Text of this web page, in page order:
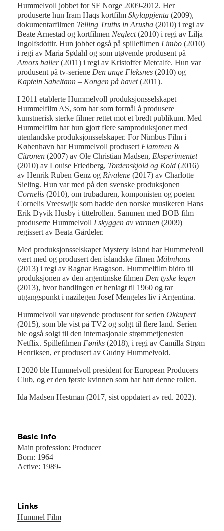
Hummelvoll jobbet for SF Norge 2009-2012. Her
produserte hun Iram Haqs kortfilm Skylappjenta (2009),
dokumentarfilmen Telling Truths in Arusha (2010) i regi av
Beate Arnestad og kortfilmen Neglect(2010) i regi av Lilja
Ingolfsdottir. Hun jobbet også på spillefilmen Limbo (2010)
i regi av Maria Sødahl og som utøvende produsent på
Amors baller(2011) i regi av Kristoffer Metcalfe. Hun var
produsent på tv-seriene Den unge Fleksnes (2010) og
Kaptein Sabeltann – Kongen på havet(2011).
I 2011 etablerte Hummelvoll produksjonsselskapet
Hummelfilm AS, som har som formål å produsere
kunstnerisk sterke filmer rettet mot et bredt publikum. Med
Hummelfilm har hun gjort flere samproduksjoner med
utenlandske produksjonsselskaper. For Nimbus Film i
København har Hummelvoll produsert Flammen &
Citronen (2007) av Ole Christian Madsen, Eksperimentet
(2010) av Louise Friedberg, Tordenskjold og Kold (2016)
av Henrik Ruben Genz og Rivalene (2017) av Charlotte
Sieling. Hun var med på den svenske produksjonen
Cornelis (2010), om trubaduren, komponisten og poeten
Cornelis Vreeswijk som hadde den norske musikeren Hans
Erik Dyvik Husby i tittelrollen. Sammen med BOB film
produserte Hummelvoll I skyggen av varmen (2009)
regissert av Beata Gårdeler.
Med produksjonsselskapet Mystery Island har Hummelvoll
vært med og produsert den islandske filmen Málmhaus
(2013) i regi av Ragnar Bragason. Hummelfilm bidro til
produksjonen av den argentinske filmen Den tyske legen
(2013), hvor handlingen er henlagt til 1960 og tar
utgangspunkt i nazilegen Josef Mengeles liv i Argentina.
Hummelvoll var utøvende produsent for serien Okkupert
(2015), som ble vist på TV2 og solgt til flere land. Serien
ble også solgt til den internasjonale strømmetjenesten
Netflix. Spillefilmen Føniks (2018), i regi av Camilla Strøm
Henriksen, er produsert av Gudny Hummelvold.
I 2020 ble Hummelvoll president for European Producers
Club, og er den første kvinnen som har hatt denne rollen.
Ida Madsen Hestman (2017, sist oppdatert av red. 2022).
Basic info
Main profession: Producer
Born: 1964
Active: 1989-
Links
Hummel Film